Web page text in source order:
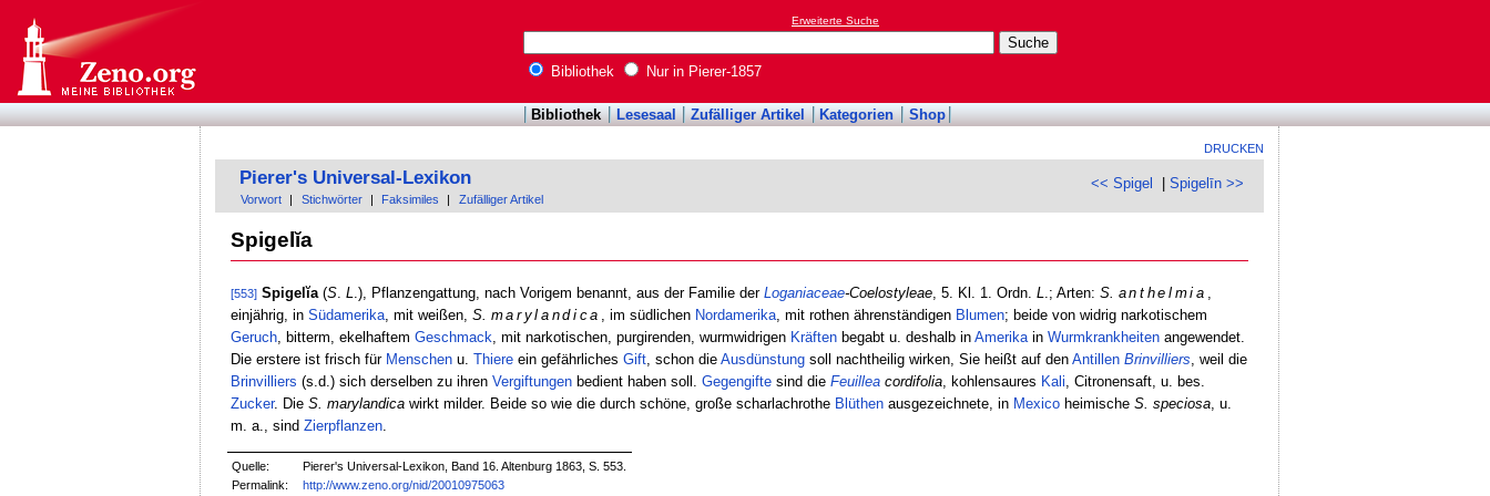
Erweiterte Suche
Bibliothek Nur in Pierer-1857
Bibliothek Lesesaal Zufälliger Artikel Kategorien Shop
DRUCKEN
<< Spigel |Spigelīn >>
Pierer's Universal-Lexikon
Vorwort Stichwörter Faksimiles Zufälliger Artikel
Spigelĭa
[553] Spigelĭa(S. L .), Pflanzengattung, nach Vorigem benannt, aus der Familie der Loganiaceae-Coelostyleae, 5. Kl. 1. Ordn. L .; Arten: S. anthelmia
einjährig, in Südamerika, mit weißen, S. marylandica , im südlichen Nordamerika , mit rothen ährenständigen Blumen; beide von widrig narkotischem
Geruch, bitterm, ekelhaftem Geschmack , mit narkotischen, purgirenden, wurmwidrigen Kräftenbegabt u. deshalb in Amerikain Wurmkrankheitenangewendet.
Die erstere ist frisch für Menschenu. Thiereein gefährliches Gift, schon die Ausdünstungsoll nachtheilig wirken, Sie heißt auf den Antillen Brinvilliers , weil die
Brinvilliers (s.d.) sich derselben zu ihren Vergiftungenbedient haben soll. Gegengiftesind die Feuilleacordifolia, kohlensaures Kali , Citronensaft, u. bes.
Zucker. Die S. marylandicawirkt milder. Beide so wie die durch schöne, große scharlachrothe Blüthenausgezeichnete, in Mexicoheimische S. speciosa, u.
m. a., sind Zierpflanzen.
Quelle:
Pierer's Universal-Lexikon, Band 16. Altenburg 1863, S. 553.
Permalink:
http://www.zeno.org/nid/20010975063